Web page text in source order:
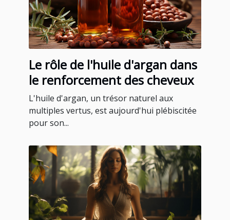
Le rôle de l'huile d'argan dans
le renforcement des cheveux
L'huile d'argan, un trésor naturel aux
multiples vertus, est aujourd'hui plébiscitée
pour son...